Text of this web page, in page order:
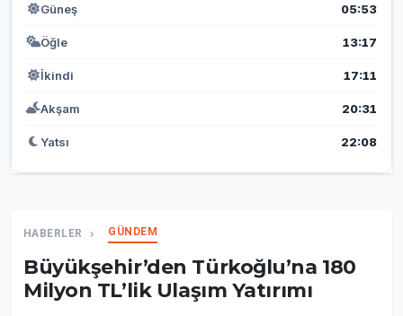
Güneş 05:53
Öğle 13:17
İkindi 17:11
Akşam 20:31
Yatsı 22:08
HABERLER GÜNDEM
Büyükşehir’den Türkoğlu’na 180
Milyon TL’lik Ulaşım Yatırımı